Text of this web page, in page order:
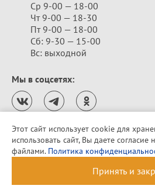
Ср 9-00 — 18-00
Чт 9-00 — 18-30
Пт 9-00 — 18-00
Сб: 9-30 — 15-00
Вс: выходной
Мы в соцсетях:
Политика конфиденциальности
© 2010–2026 «Алтайская бельевая
Этот сайт использует cookie для
использовать сайт, Вы даете согласие
файлами. Политика
Принять и